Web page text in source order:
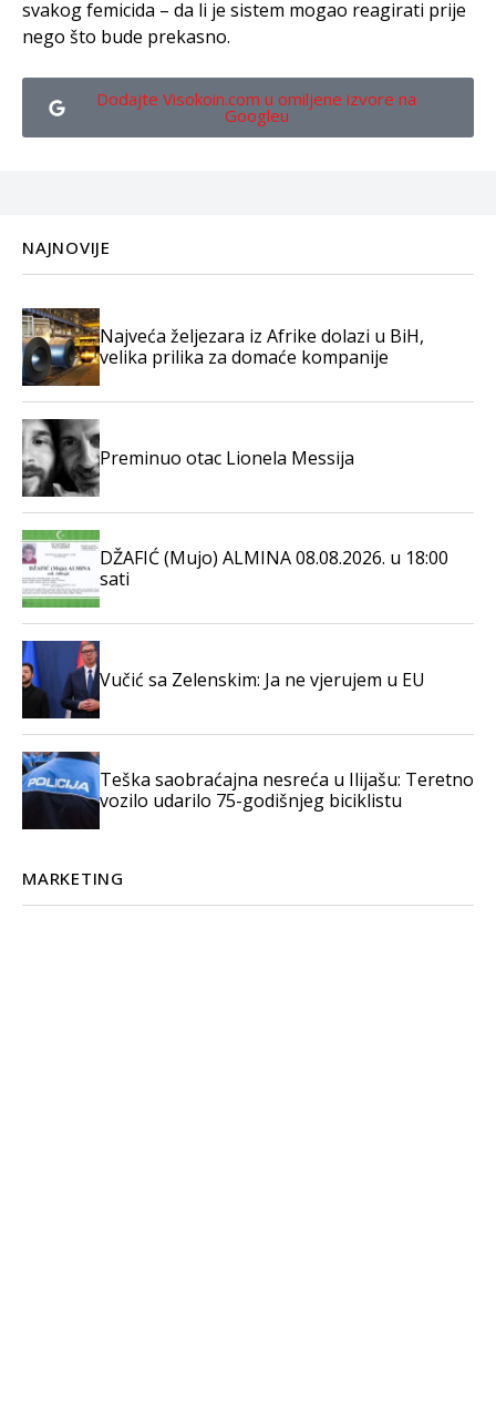
svakog femicida – da li je sistem mogao reagirati prije
nego što bude prekasno.
Dodajte Visokoin.com u omiljene izvore na
Googleu
NAJNOVIJE
Najveća željezara iz Afrike dolazi u BiH,
velika prilika za domaće kompanije
Preminuo otac Lionela Messija
DŽAFIĆ (Mujo) ALMINA 08.08.2026. u 18:00
sati
Vučić sa Zelenskim: Ja ne vjerujem u EU
Teška saobraćajna nesreća u Ilijašu: Teretno
vozilo udarilo 75-godišnjeg biciklistu
MARKETING